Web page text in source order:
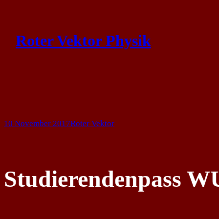
content
Roter Vektor Physik
10 November 2017Roter Vektor
Studierendenpass